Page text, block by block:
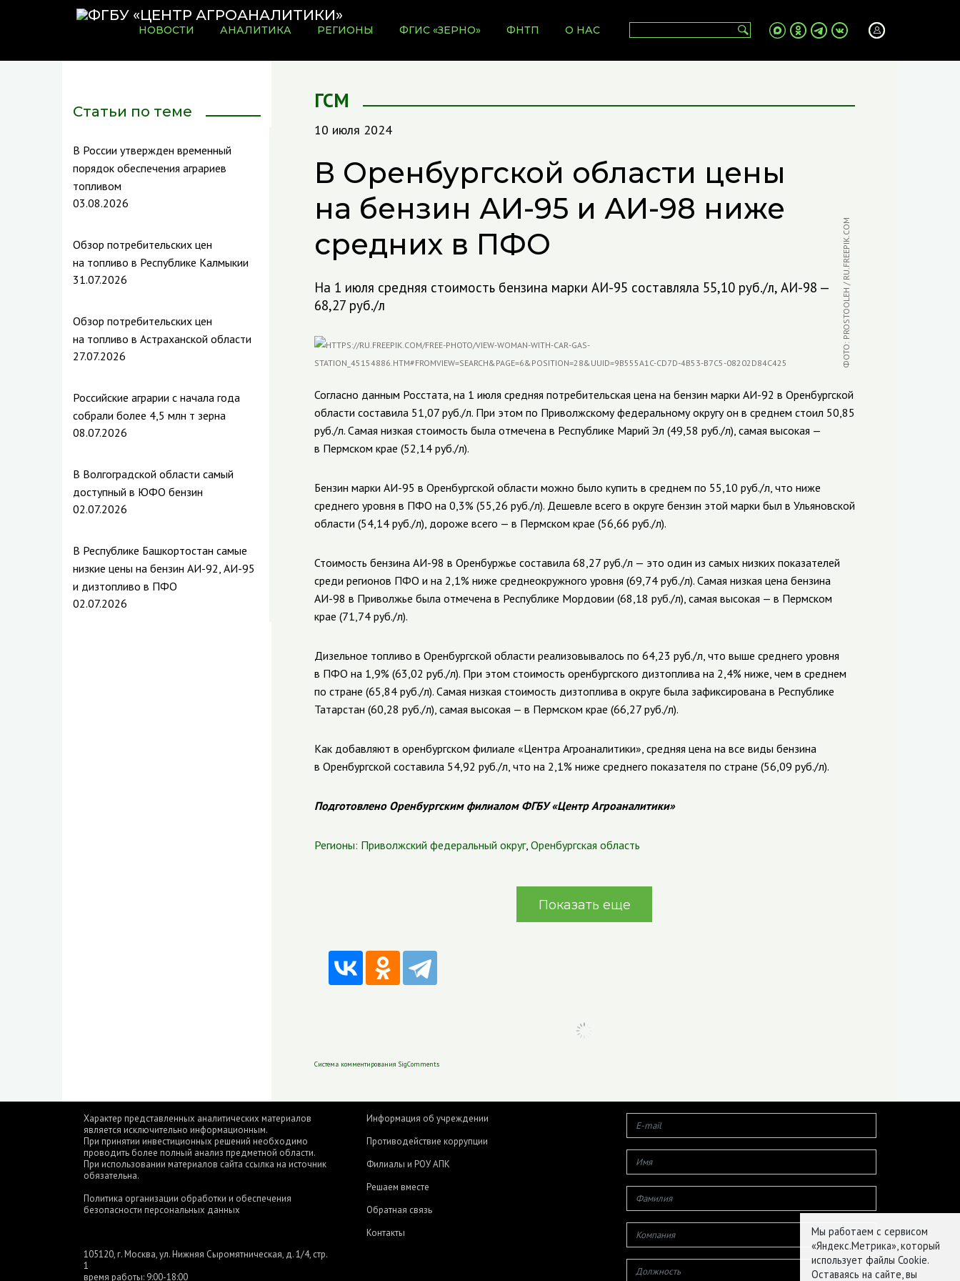
НОВОСТИ АНАЛИТИКА РЕГИОНЫ ФГИС «ЗЕРНО» ФНТП О НАС
Статьи по теме
В России утвержден временный
порядок обеспечения аграриев
топливом
03.08.2026
Обзор потребительских цен
на топливо в Республике Калмыкии
31.07.2026
Обзор потребительских цен
на топливо в Астраханской области
27.07.2026
Российские аграрии с начала года
собрали более 4,5 млн т зерна
08.07.2026
В Волгоградской области самый
доступный в ЮФО бензин
02.07.2026
В Республике Башкортостан самые
низкие цены на бензин АИ-92, АИ-95
и дизтопливо в ПФО
02.07.2026
ГСМ
10 июля 2024
В Оренбургской области цены
на бензин АИ-95 и АИ-98 ниже
средних в ПФО
На 1 июля средняя стоимость бензина марки АИ-95 составляла 55,10 руб./л, АИ-98 —
68,27 руб./л
ФОТО: PROSTOOLEH / RU.FREEPIK.COM
Согласно данным Росстата, на 1 июля средняя потребительская цена на бензин марки АИ-92 в Оренбургской
области составила 51,07 руб./л. При этом по Приволжскому федеральному округу он в среднем стоил 50,85
руб./л. Самая низкая стоимость была отмечена в Республике Марий Эл (49,58 руб./л), самая высокая —
в Пермском крае (52,14 руб./л).
Бензин марки АИ-95 в Оренбургской области можно было купить в среднем по 55,10 руб./л, что ниже
среднего уровня в ПФО на 0,3% (55,26 руб./л). Дешевле всего в округе бензин этой марки был в Ульяновской
области (54,14 руб./л), дороже всего — в Пермском крае (56,66 руб./л).
Стоимость бензина АИ-98 в Оренбуржье составила 68,27 руб./л — это один из самых низких показателей
среди регионов ПФО и на 2,1% ниже среднеокружного уровня (69,74 руб./л). Самая низкая цена бензина
АИ-98 в Приволжье была отмечена в Республике Мордовии (68,18 руб./л), самая высокая — в Пермском
крае (71,74 руб./л).
Дизельное топливо в Оренбургской области реализовывалось по 64,23 руб./л, что выше среднего уровня
в ПФО на 1,9% (63,02 руб./л). При этом стоимость оренбургского дизтоплива на 2,4% ниже, чем в среднем
по стране (65,84 руб./л). Самая низкая стоимость дизтоплива в округе была зафиксирована в Республике
Татарстан (60,28 руб./л), самая высокая — в Пермском крае (66,27 руб./л).
Как добавляют в оренбургском филиале «Центра Агроаналитики», средняя цена на все виды бензина
в Оренбургской составила 54,92 руб./л, что на 2,1% ниже среднего показателя по стране (56,09 руб./л).
Подготовлено Оренбургским филиалом ФГБУ «Центр Агроаналитики»
Регионы: Приволжский федеральный округ, Оренбургская область
Показать еще
Характер представленных аналитических материалов
является исключительно информационным.
При принятии инвестиционных решений необходимо
проводить более полный анализ предметной области.
При использовании материалов сайта ссылка на источник
обязательна.
Политика организации обработки и обеспечения
безопасности персональных данных
105120, г. Москва, ул. Нижняя Сыромятническая, д. 1/4, стр.
1
время работы: 9:00-18:00
Информация об учреждении
Противодействие коррупции
Филиалы и РОУ АПК
Решаем вместе
Обратная связь
Контакты
Мы работаем с сервисом
«Яндекс.Метрика», который
использует файлы Cookie.
Оставаясь на сайте, вы